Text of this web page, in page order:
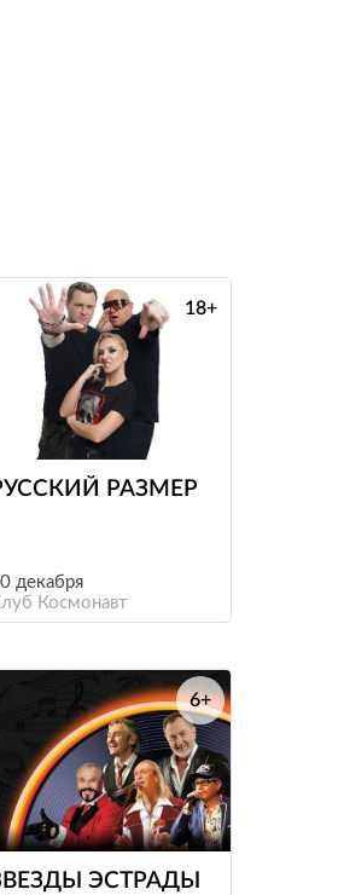
е
РАЗМЕР
декабря
Космонавт
18+
е
ЭСТРАДЫ
6+